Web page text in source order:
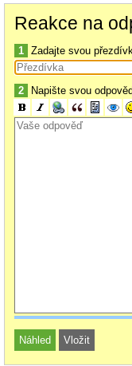
Reakce na
1 Zadajte svou
2 Napište svou